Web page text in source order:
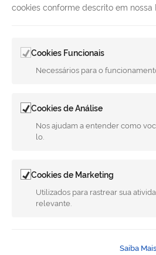
cookies conforme descrito em nossa
Cookies Funcionais
Necessários para o
Cookies de Análise
Nos ajudam a entender como
lo.
Cookies de Marketing
Utilizados para rastrear sua
relevante.
Saiba Mais